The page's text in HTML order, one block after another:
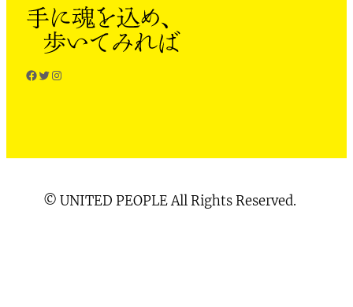
Facebook Twitter Instagram
© UNITED PEOPLE All Rights Reserved.